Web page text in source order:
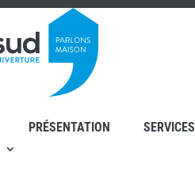
PRÉSENTATION SERVICES